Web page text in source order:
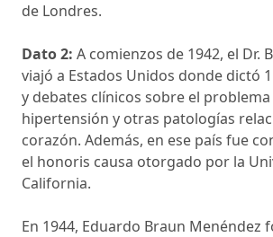
de Londres.
Dato 2: A comienzos de 1942, el Dr.
viajó a Estados Unidos donde dictó
y debates clínicos sobre el problema
hipertensión y otras patologías
corazón. Además, en ese país fue
el honoris causa otorgado por la
California.
En 1944, Eduardo Braun Menéndez